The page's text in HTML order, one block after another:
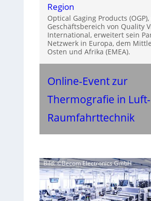
Region
Optical Gaging Products
Geschäftsbereich von Quality
International, erweitert sein
Netzwerk in Europa, dem
Osten und Afrika (EMEA).
Online-Event zur
Thermografie in
Raumfahrttechnik
Bild: ©Becom Electronics GmbH